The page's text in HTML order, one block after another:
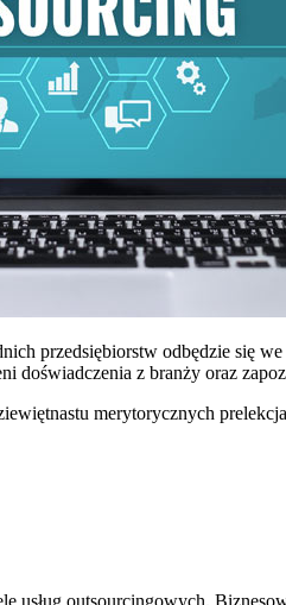
przedsiębiorstw odbędzie się
z branży oraz
merytorycznych
usług outsourcingowych.